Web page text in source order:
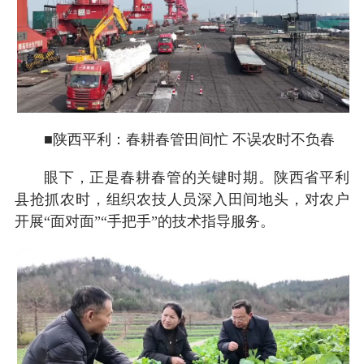
■陕西平利：春耕春管田间忙 不误农时不负春
眼下，正是春耕春管的关键时期。陕西省平利
县抢抓农时，组织农技人员深入田间地头，对农户
开展“面对面”“手把手”的技术指导服务。